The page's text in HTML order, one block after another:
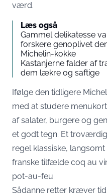
værd.
Læs også
Gammel delikatesse
forskere genoplivet
Michelin-kokke
Kastanjerne falder af
dem lækre og saftige
Ifølge den tidligere
med at studere
af salater, burgere og
et godt tegn. Et
regel klassiske,
franske tilfælde coq au
pot-au-feu.
Sådanne retter kræver